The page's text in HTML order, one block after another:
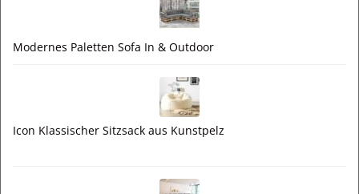
Modernes Paletten Sofa In & Outdoor
Icon Klassischer Sitzsack aus Kunstpelz